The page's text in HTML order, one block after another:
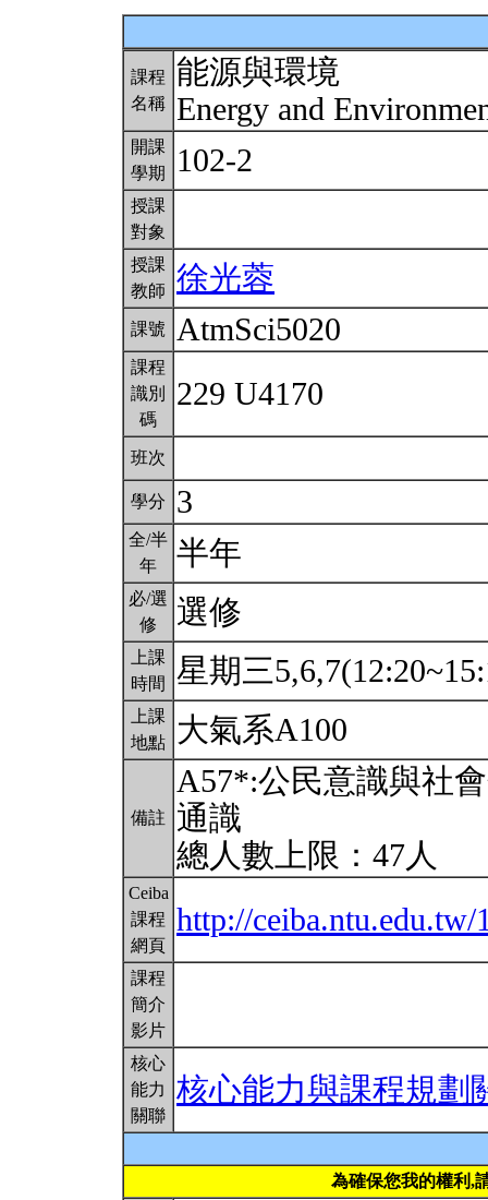
課程
名稱
能源與環境
Energy and
開課
學期
102-2
授課
對象
授課
教師
徐光蓉
課號 AtmSci5020
課程
識別
碼
229 U4170
班次
學分 3
全/半
年
半年
必/選
修
選修
上課
時間
星期三
上課
地點
大氣系A100
備註
A57*:公民意識與社
通識
總人數上限：47人
Ceiba
課程
網頁
http://
課程
簡介
影片
核心
能力
關聯
核心能力與課程規劃
為確保您我的權利,